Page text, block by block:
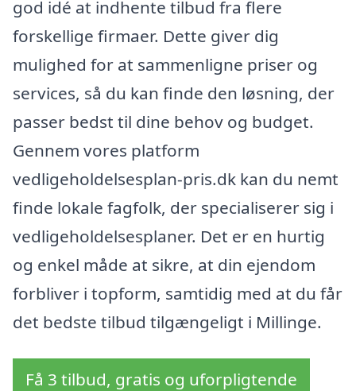
god idé at indhente tilbud fra flere
forskellige firmaer. Dette giver dig
mulighed for at sammenligne priser og
services, så du kan finde den løsning, der
passer bedst til dine behov og budget.
Gennem vores platform
vedligeholdelsesplan-pris.dk kan du nemt
finde lokale fagfolk, der specialiserer sig i
vedligeholdelsesplaner. Det er en hurtig
og enkel måde at sikre, at din ejendom
forbliver i topform, samtidig med at du får
det bedste tilbud tilgængeligt i Millinge.
Få 3 tilbud, gratis og uforpligtende